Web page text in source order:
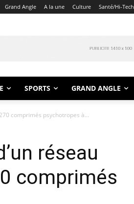
Grand Angle A la une Culture Santé/Hi-Tech
SPORTS GRAND ANGLE
comprimés psychotropes à...
réseau
comprimés